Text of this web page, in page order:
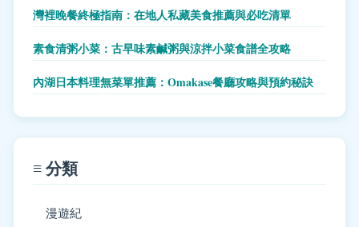
灣裡晚餐終極指南：在地人私藏美食推薦與必吃清單
素食清粥小菜：古早味素鹹粥與涼拌小菜食譜全攻略
內湖日本料理無菜單推薦：Omakase餐廳攻略與預約秘訣
≡ 分類
漫遊紀